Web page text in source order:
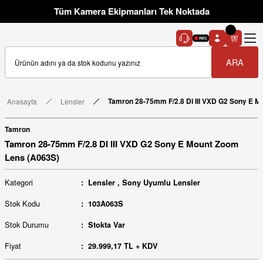
Tüm Kamera Ekipmanları Tek Noktada
ARA
Anasayfa Lensler Tamron 28-75mm F/2.8 DI III VXD G2 Sony E
Tamron
Tamron 28-75mm F/2.8 DI III VXD G2 Sony E Mount Zoom
Lens (A063S)
Kategori Lensler , Sony Uyumlu Lensler
Stok Kodu 103A063S
Stok Durumu Stokta Var
Fiyat 29.999,17 TL + KDV